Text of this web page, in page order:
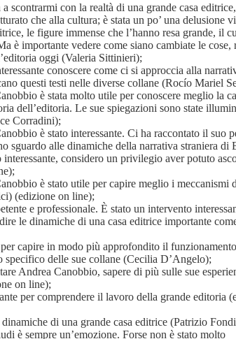
scontrarmi con la realtà di una grande casa
che alla cultura; è stata un po’ una delusione
le figure immense che l’hanno resa grande, il
è importante vedere come siano cambiate le cose,
oggi (Valeria Sittinieri);
conoscere come ci si approccia alla
questi testi nelle diverse collane (Rocío Mariel
è stata molto utile per conoscere meglio la
dell’editoria. Le sue spiegazioni sono state
Corradini);
è stato interessante. Ci ha raccontato il suo
sguardo alle dinamiche della narrativa straniera di
considero un privilegio aver potuto
è stato utile per capire meglio i meccanismi
(edizione on line);
e professionale. È stato un intervento
le dinamiche di una casa editrice importante
capire in modo più approfondito il
specifico delle sue collane (Cecilia D’Angelo);
Andrea Canobbio, sapere di più sulle sue
on line);
per comprendere il lavoro della grande editoria
di una grande casa editrice (Patrizio
è sempre un’emozione. Forse non è stato molto